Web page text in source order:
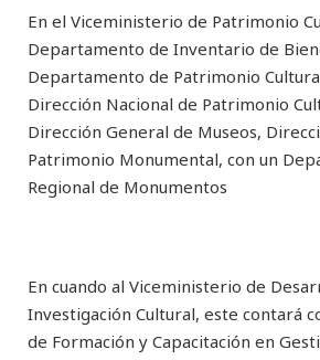
En el Viceministerio de Patrimonio
Departamento de Inventario de
Departamento de Patrimonio
Dirección Nacional de Patrimonio
Dirección General de Museos,
Patrimonio Monumental, con un
Regional de Monumentos
En cuando al Viceministerio de
Investigación Cultural, este contará
de Formación y Capacitación en